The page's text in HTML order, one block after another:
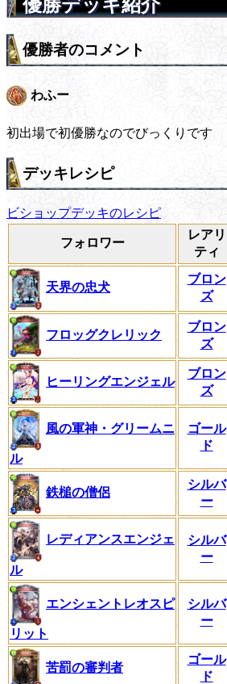
優勝デッキ紹介
優勝者のコメント
わふー
初出場で初優勝なのでびっくりです
デッキレシピ
ビショップデッキのレシピ
フォロワー
レアリ
ティ
天界の忠犬
ブロン
ズ
フロッグクレリック
ブロン
ズ
ヒーリングエンジェル
ブロン
ズ
風の軍神・グリームニ
ル
ゴール
ド
鉄槌の僧侶
シルバ
ー
レディアンスエンジェ
ル
シルバ
ー
エンシェントレオスピ
リット
シルバ
ー
苦罰の審判者
ゴール
ド